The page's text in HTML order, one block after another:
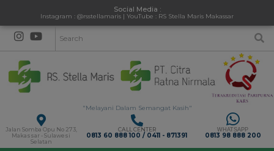
Social Media :
Instagram : @rsstellamaris | YouTube : RS Stella Maris Makassar
"Melayani Dalam Semangat Kasih"
Jalan Somba Opu No 273,
Makassar - Sulawesi
Selatan
CALL CENTER
0813 60 888 100 / 0411 - 871391
WHATSAPP
0813 98 888 200